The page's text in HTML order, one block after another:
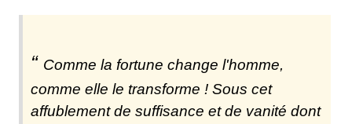
Comme la fortune change l'homme,
comme elle le transforme ! Sous cet
affublement de suffisance et de vanité dont